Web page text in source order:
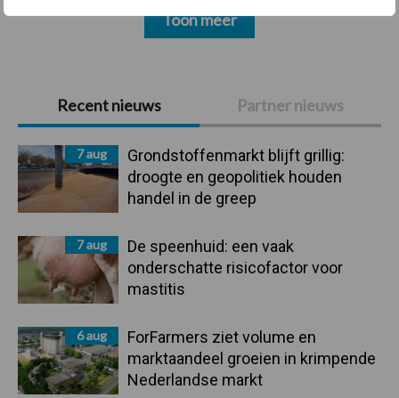
Primaire
Sidebar
Recent nieuws Partner nieuws
7 aug
Grondstoffenmarkt blijft grillig:
droogte en geopolitiek houden
handel in de greep
7 aug
De speenhuid: een vaak
onderschatte risicofactor voor
mastitis
6 aug
ForFarmers ziet volume en
marktaandeel groeien in krimpende
Nederlandse markt
Toon meer